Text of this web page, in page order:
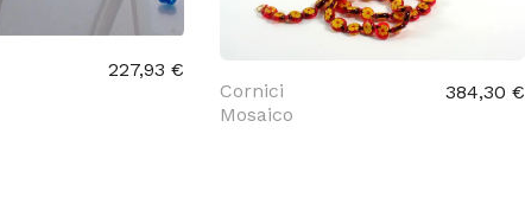
227,93 €
Cornici
Mosaico
384,30 €